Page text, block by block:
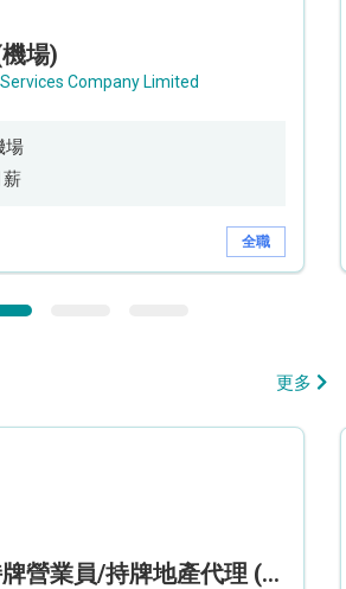
場)
Company Limited
場
薪
全職
更多
全職/兼職持牌營業員/持牌地產代理 (長沙灣/將軍澳/油塘)